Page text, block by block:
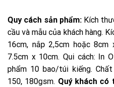
Quy cách sản phẩm:Kích
cầu và mẫu của khách hàng.
16cm, nắp 2,5cm hoặc 8cm
7.5cm x 10cm. Qui cách: In
phẩm 10 bao/túi kiếng.
150, 180gsm. Quý khách có